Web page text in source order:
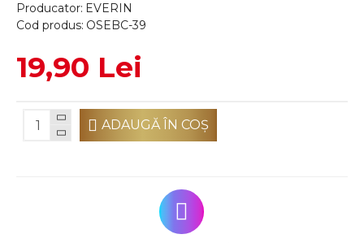
Producator: EVERIN
Cod produs: OSEBC-39
19,90 Lei
ADAUGĂ ÎN COŞ